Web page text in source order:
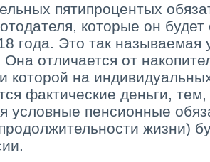
пятипроцентых
которые он
года. Это так называемая
Она отличается от
которой на
фактические деньги,
условные пенсионные
жизни)